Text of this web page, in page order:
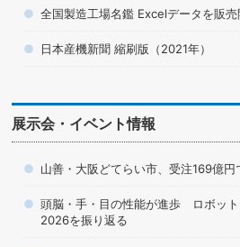
全国製造工場名鑑 Excelデータを販売
日本産機新聞 縮刷版（2021年）
展示会・イベント情報
山善・大阪どてらい市、受注169億円
頭脳・手・目の性能が進歩 ロボッ
2026を振り返る